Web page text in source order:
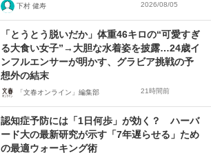
下村 健寿 2026/08/05
「とうとう脱いだか」体重46キロの“可愛すぎ
る大食い女子”→大胆な水着姿を披露…24歳イ
ンフルエンサーが明かす、グラビア挑戦の予
想外の結末
「文春オンライン」編集部 21時間前
認知症予防には「1日何歩」が効く？ ハーバ
ード大の最新研究が示す「7年遅らせる」ため
の最適ウォーキング術